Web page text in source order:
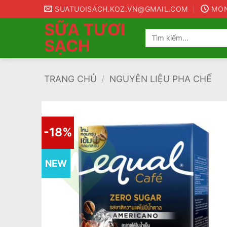
qua
SUATUOISACH.KOZ.VN@GMAIL.COM
SỮA TƯƠI
SẠCH
Tìm
TRANG CHỦ / NGUYÊN LIỆU PHA CHẾ
-18%
NEW